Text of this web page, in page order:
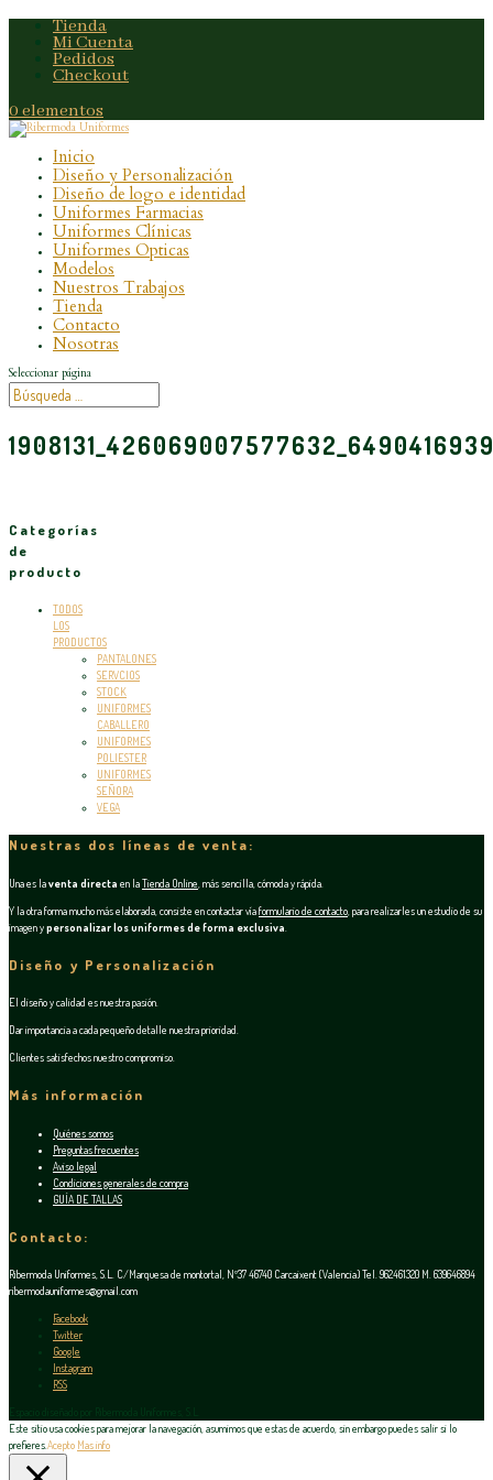
Tienda
Mi Cuenta
Pedidos
Checkout
0 elementos
Inicio
Diseño y Personalización
Diseño de logo e identidad
Uniformes Farmacias
Uniformes Clínicas
Uniformes Opticas
Modelos
Nuestros Trabajos
Tienda
Contacto
Nosotras
Seleccionar página
Categorías
de
producto
TODOS
LOS
PRODUCTOS
PANTALONES
SERVCIOS
STOCK
UNIFORMES
CABALLERO
UNIFORMES
POLIESTER
UNIFORMES
SEÑORA
VEGA
Nuestras dos líneas de venta:
Una es laventa directa en laTienda Online , más sencilla, cómoda y rápida.
Y la otra forma mucho más elaborada, consiste en contactar víaformulario de contacto , para realizarles un estudio de su
imagen ypersonalizar los uniformes de forma exclusiva
Diseño y Personalización
El diseño y calidad es nuestra pasión.
Dar importancia a cada pequeño detalle nuestra prioridad.
Clientes satisfechos nuestro compromiso.
Más información
Quiénes somos
Preguntas frecuentes
Aviso legal
Condiciones generales de compra
GUÍA DE TALLAS
Contacto:
Ribermoda Uniformes, S.L. C/Marquesa de montortal, Nº37 46740 Carcaixent (Valencia) Tel. 962461320 M. 639646894
ribermodauniformes@gmail.com
Facebook
Twitter
Google
Instagram
RSS
Este sitio usa cookies para mejorar la navegación, asumimos que estas de acuerdo, sin embargo puedes salir si lo
prefieres.Acepto Mas info